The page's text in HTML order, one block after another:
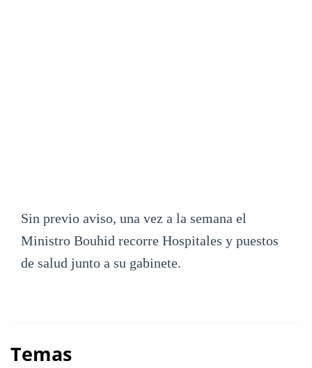
Sin previo aviso, una vez a la semana el
Ministro Bouhid recorre Hospitales y puestos
de salud junto a su gabinete.
Temas